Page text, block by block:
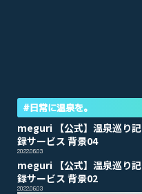
#日常に温泉を。
meguri 【公式】温泉巡り記
録サービス 背景04
2022.06.03
meguri 【公式】温泉巡り記
録サービス 背景02
2022.06.03